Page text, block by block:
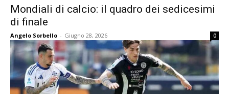
Mondiali di calcio: il quadro dei sedicesimi
di finale
Angelo Sorbello - Giugno 28, 2026 0